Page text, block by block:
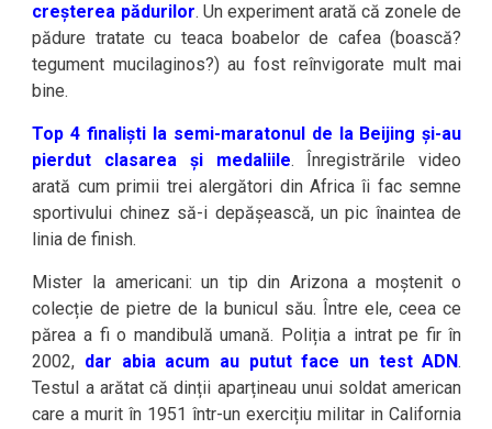
creșterea pădurilor. Un experiment arată că zonele de
pădure tratate cu teaca boabelor de cafea (boască?
tegument mucilaginos?) au fost reînvigorate mult mai
bine.
Top 4 finaliști la semi-maratonul de la Beijing și-au
pierdut clasarea și medaliile. Înregistrările video
arată cum primii trei alergători din Africa îi fac semne
sportivului chinez să-i depășească, un pic înaintea de
linia de finish.
Mister la americani: un tip din Arizona a moștenit o
colecție de pietre de la bunicul său. Între ele, ceea ce
părea a fi o mandibulă umană. Poliția a intrat pe fir în
2002, dar abia acum au putut face un test ADN.
Testul a arătat că dinții aparțineau unui soldat american
care a murit în 1951 într-un exercițiu militar in California